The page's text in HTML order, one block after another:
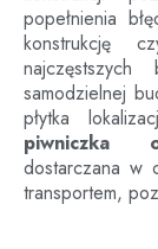
popełnienia
konstrukcję
samodzielnej
płytka
piwniczka
dostarczana w
transportem,